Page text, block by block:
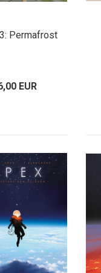
Permafrost
EUR